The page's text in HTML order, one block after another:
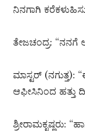
ನಿನಗಾಗಿ
ತೇಜಚಂದ್ರ: “ನನಗೆ
ಮಾಸ್ಟರ್
ಆಫೀಸಿನಿಂದ ಹತ್ತು